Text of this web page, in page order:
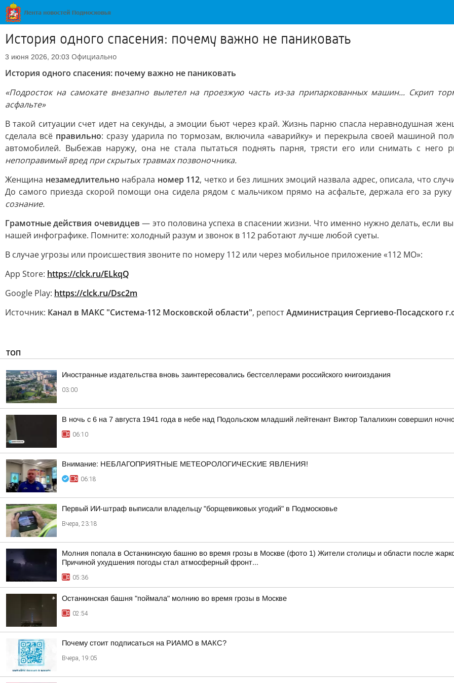
История одного спасения: почему важно не паниковать
3 июня 2026, 20:03 Официально
История одного спасения: почему важно не паниковать
«Подросток на самокате внезапно вылетел на проезжую часть из-за припаркованных машин... Скрип
асфальте»
В такой ситуации счет идет на секунды, а эмоции бьют через край. Жизнь парню спасла неравнодушная
сделала всё правильно: сразу ударила по тормозам, включила «аварийку» и перекрыла своей машиной
автомобилей. Выбежав наружу, она не стала пытаться поднять парня, трясти его или снимать с него
непоправимый вред при скрытых травмах позвоночника.
Женщина незамедлительно набрала номер 112, четко и без лишних эмоций назвала адрес, описала, что
До самого приезда скорой помощи она сидела рядом с мальчиком прямо на асфальте, держала его за
сознание.
Грамотные действия очевидцев — это половина успеха в спасении жизни. Что именно нужно делать, если
нашей инфографике. Помните: холодный разум и звонок в 112 работают лучше любой суеты.
В случае угрозы или происшествия звоните по номеру 112 или через мобильное приложение «112 МО»:
App Store: https://clck.ru/ELkqQ
Google Play: https://clck.ru/Dsc2m
Источник: Канал в МАКС "Система-112 Московской области", репостАдминистрация Сергиево-Посадского
ТОП
Иностранные издательства вновь заинтересовались бестселлерами российского книгоиздания
03:00
В ночь с 6 на 7 августа 1941 года в небе над Подольском младший лейтенант Виктор Талалихин совершил
06:10
Внимание: НЕБЛАГОПРИЯТНЫЕ МЕТЕОРОЛОГИЧЕСКИЕ ЯВЛЕНИЯ!
06:18
Первый ИИ-штраф выписали владельцу "борщевиковых угодий" в Подмосковье
Вчера, 23:18
Молния попала в Останкинскую башню во время грозы в Москве (фото 1) Жители столицы и области после
Причиной ухудшения погоды стал атмосферный фронт...
05:36
Останкинская башня "поймала" молнию во время грозы в Москве
02:54
Почему стоит подписаться на РИАМО в МАКС?
Вчера, 19:05